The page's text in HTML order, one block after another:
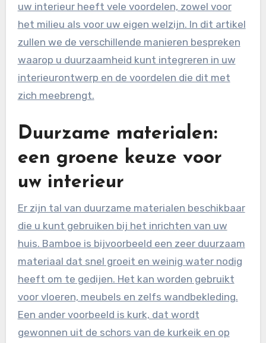
uw interieur heeft vele voordelen, zowel voor
het milieu als voor uw eigen welzijn. In dit artikel
zullen we de verschillende manieren bespreken
waarop u duurzaamheid kunt integreren in uw
interieurontwerp en de voordelen die dit met
zich meebrengt.
Duurzame materialen:
een groene keuze voor
uw interieur
Er zijn tal van duurzame materialen beschikbaar
die u kunt gebruiken bij het inrichten van uw
huis. Bamboe is bijvoorbeeld een zeer duurzaam
materiaal dat snel groeit en weinig water nodig
heeft om te gedijen. Het kan worden gebruikt
voor vloeren, meubels en zelfs wandbekleding.
Een ander voorbeeld is kurk, dat wordt
gewonnen uit de schors van de kurkeik en op